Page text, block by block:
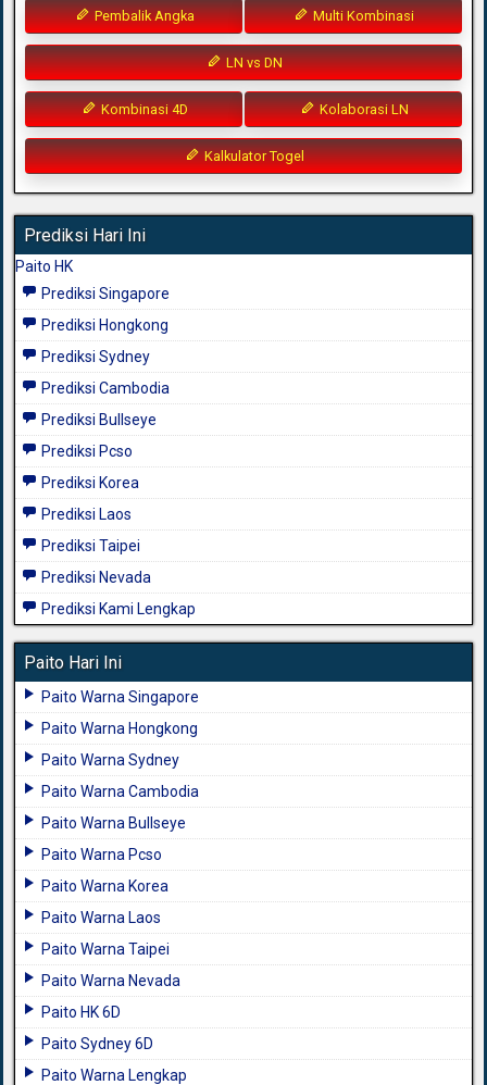
Pembalik Angka Multi Kombinasi
LN vs DN
Kombinasi 4D Kolaborasi LN
Kalkulator Togel
Prediksi Hari Ini
Paito HK
Prediksi Singapore
Prediksi Hongkong
Prediksi Sydney
Prediksi Cambodia
Prediksi Bullseye
Prediksi Pcso
Prediksi Korea
Prediksi Laos
Prediksi Taipei
Prediksi Nevada
Prediksi Kami Lengkap
Paito Hari Ini
Paito Warna Singapore
Paito Warna Hongkong
Paito Warna Sydney
Paito Warna Cambodia
Paito Warna Bullseye
Paito Warna Pcso
Paito Warna Korea
Paito Warna Laos
Paito Warna Taipei
Paito Warna Nevada
Paito HK 6D
Paito Sydney 6D
Paito Warna Lengkap